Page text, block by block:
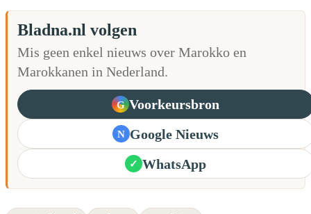
Bladna.nl volgen
Mis geen enkel nieuws over Marokko en
Marokkanen in Nederland.
G Voorkeursbron
N Google Nieuws
✓ WhatsApp